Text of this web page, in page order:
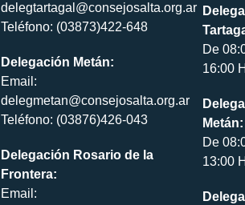
delegtartagal@consejosalta.org.ar
Teléfono: (03873)422-648
Delegación Metán:
Email:
delegmetan@consejosalta.org.ar
Teléfono: (03876)426-043
Delegación Rosario de la
Frontera:
Email:
De
16:00
Metán:
De
13:00